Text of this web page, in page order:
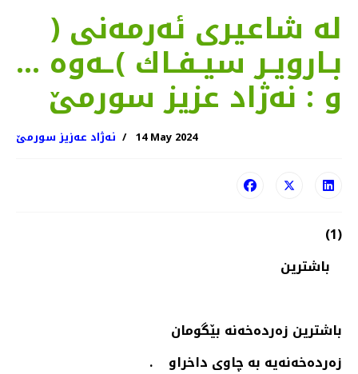
له‌ شاعیری ئه‌رمه‌نی (
بـارویـر سیـفـاك )ـه‌وه‌ ...
و : نه‌ژاد عزیز سورمێ
نەژاد عەزیز سورمێ 14 May 2024
(1)
باشترین
باشترین زه‌رده‌خه‌نه‌ بێگومان
زه‌رده‌خه‌نه‌یه‌‌ بە چاوی داخراو .